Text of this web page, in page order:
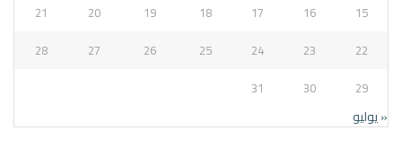
15
16
17
18
19
20
21
22
23
24
25
26
27
28
29
30
31
« يوليو